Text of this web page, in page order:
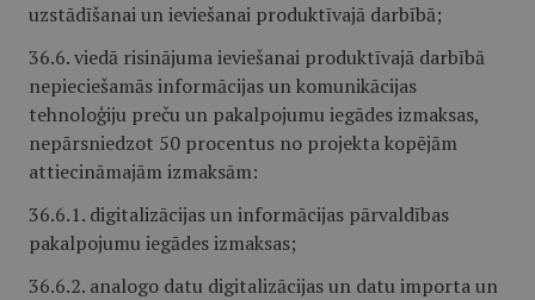
uzstādīšanai un ieviešanai produktīvajā darbībā;
36.6. viedā risinājuma ieviešanai produktīvajā darbībā
nepieciešamās informācijas un komunikācijas
tehnoloģiju preču un pakalpojumu iegādes izmaksas,
nepārsniedzot 50 procentus no projekta kopējām
attiecināmajām izmaksām:
36.6.1. digitalizācijas un informācijas pārvaldības
pakalpojumu iegādes izmaksas;
36.6.2. analogo datu digitalizācijas un datu importa un